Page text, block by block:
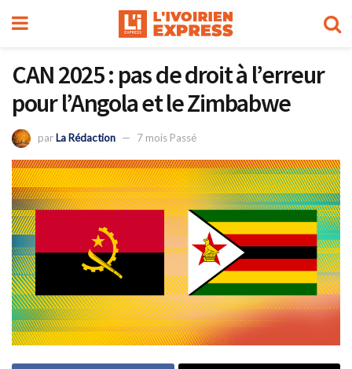
CAN 2025 : pas de droit à l’erreur
pour l’Angola et le Zimbabwe
parLa Rédaction 7 mois Passé